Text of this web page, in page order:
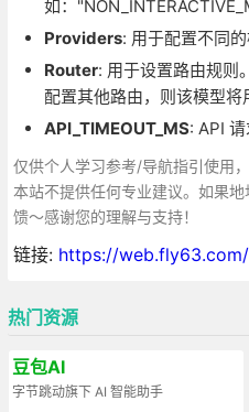
如：
Providers: 用于配置不同的
Router: 用于设置路由规则
配置其他路由，则该模型将
API_TIMEOUT_MS: API 请
仅供个人学习参考/导航指引使用
本站不提供任何专业建议。如果
馈～感谢您的理解与支持！
链接: https://
热门资源
豆包AI
字节跳动旗下 AI 智能助手